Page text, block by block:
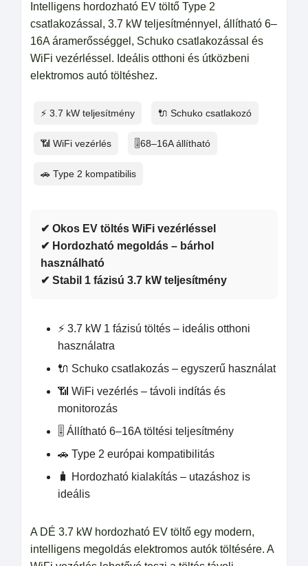
Intelligens hordozható EV töltő Type 2
csatlakozással, 3.7 kW teljesítménnyel, állítható 6–
16A áramerősséggel, Schuko csatlakozással és
WiFi vezérléssel. Ideális otthoni és útközbeni
elektromos autó töltéshez.
⚡ 3.7 kW teljesítmény 🔌 Schuko csatlakozó
📶 WiFi vezérlés 🎚️68–16A állítható
🚗 Type 2 kompatibilis
✔ Okos EV töltés WiFi vezérléssel
✔ Hordozható megoldás – bárhol
használható
✔ Stabil 1 fázisú 3.7 kW teljesítmény
⚡ 3.7 kW 1 fázisú töltés – ideális otthoni
használatra
🔌 Schuko csatlakozás – egyszerű használat
📶 WiFi vezérlés – távoli indítás és
monitorozás
🎚️ Állítható 6–16A töltési teljesítmény
🚗 Type 2 európai kompatibilitás
🧳 Hordozható kialakítás – utazáshoz is
ideális
A DÉ 3.7 kW hordozható EV töltő egy modern,
intelligens megoldás elektromos autók töltésére. A